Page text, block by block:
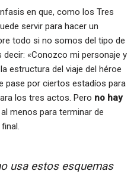
en que, como los Tres
servir para hacer un
todo si no somos del tipo de
«Conozco mi personaje y
estructura del viaje del héroe
pase por ciertos estadíos para
los tres actos. Pero no hay
menos para terminar de
usa estos esquemas